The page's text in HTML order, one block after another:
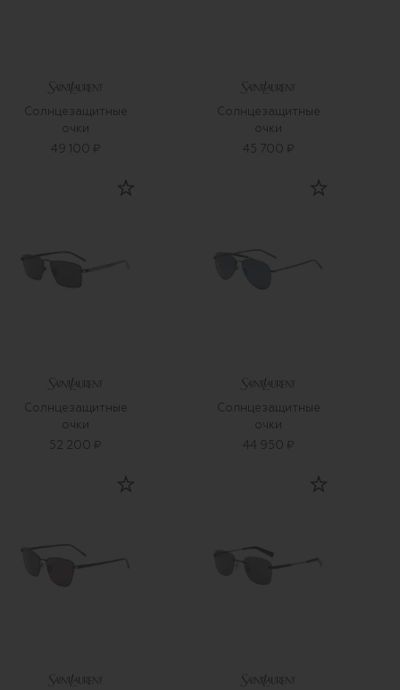
Солнцезащитные
очки
49 100 ₽
Солнцезащитные
очки
45 700 ₽
Солнцезащитные
очки
52 200 ₽
Солнцезащитные
очки
44 950 ₽